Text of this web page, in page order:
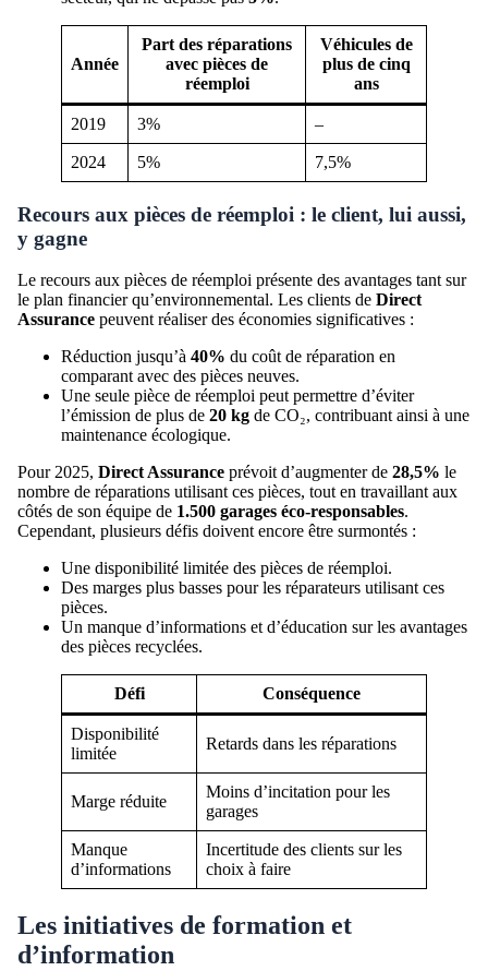
Année
Part des réparations
avec pièces de
réemploi
Véhicules de
plus de cinq
ans
2019 3% –
2024 5% 7,5%
Recours aux pièces de réemploi : le client, lui aussi,
y gagne
Le recours aux pièces de réemploi présente des avantages tant sur
le plan financier qu’environnemental. Les clients de Direct
Assurance peuvent réaliser des économies significatives :
Réduction jusqu’à 40% du coût de réparation en
comparant avec des pièces neuves.
Une seule pièce de réemploi peut permettre d’éviter
l’émission de plus de 20 kg de CO₂, contribuant ainsi à une
maintenance écologique.
Pour 2025, Direct Assurance prévoit d’augmenter de 28,5% le
nombre de réparations utilisant ces pièces, tout en travaillant aux
côtés de son équipe de 1.500 garages éco-responsables.
Cependant, plusieurs défis doivent encore être surmontés :
Une disponibilité limitée des pièces de réemploi.
Des marges plus basses pour les réparateurs utilisant ces
pièces.
Un manque d’informations et d’éducation sur les avantages
des pièces recyclées.
Défi Conséquence
Disponibilité
limitée
Retards dans les réparations
Marge réduite
Moins d’incitation pour les
garages
Manque
d’informations
Incertitude des clients sur les
choix à faire
Les initiatives de formation et
d’information